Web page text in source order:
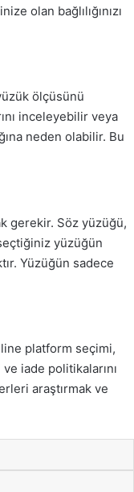
olan bağlılığınızı
ölçüsünü
inceleyebilir veya
neden olabilir. Bu
gerekir. Söz yüzüğü,
yüzüğün
Yüzüğün sadece
platform seçimi,
iade politikalarını
araştırmak ve